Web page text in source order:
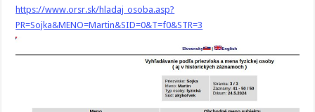
https://www.orsr.sk/hladaj_osoba.asp?
PR=Sojka&MENO=Martin&SID=0&T=f0&STR=3